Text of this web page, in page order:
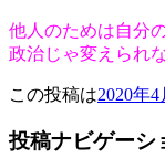
他人のためは自分
政治じゃ変えられ
この投稿は2020年4
投稿ナビゲーシ